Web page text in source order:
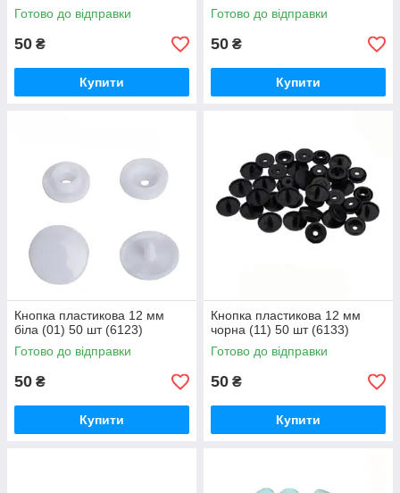
Готово до відправки
50 ₴
Купити
Готово до відправки
50 ₴
Купити
Кнопка пластикова 12 мм
біла (01) 50 шт (6123)
Готово до відправки
50 ₴
Купити
Кнопка пластикова 12 мм
чорна (11) 50 шт (6133)
Готово до відправки
50 ₴
Купити